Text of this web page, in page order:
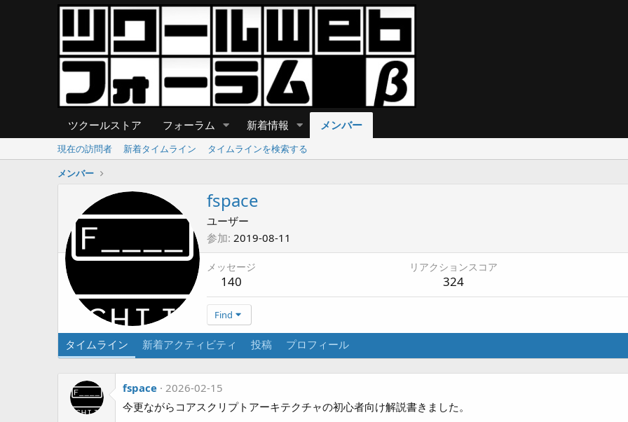
ツクールストア フォーラム 新着情報 メンバー
現在の訪問者 新着タイムライン
タイムラインを検索する
メンバー
fspace
ユーザー
参加 2019-08-11
メッセージ
140
リアクションスコア
324
Find
タイムライン 新着アクティビティ 投稿 プロフィール
fspace 2026-02-15
今更ながらコアスクリプトアーキテクチャの初心者向け解説書きました。